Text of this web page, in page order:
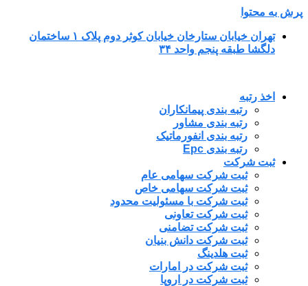
پرش به محتوا
تهران خیابان ستارخان خیابان کوثر دوم پلاک ۱ ساختمان
دلگشا طبقه پنجم واحد ۳۴
اخذ رتبه
رتبه بندی پیمانکاران
رتبه بندی مشاور
رتبه بندی انفورماتیک
رتبه بندی Epc
ثبت شرکت
ثبت شرکت سهامی عام
ثبت شرکت سهامی خاص
ثبت شرکت با مسئولیت محدود
ثبت شرکت تعاونی
ثبت شرکت تضامنی
ثبت شرکت دانش بنیان
ثبت هلدینگ
ثبت شرکت در امارات
ثبت شرکت در اروپا